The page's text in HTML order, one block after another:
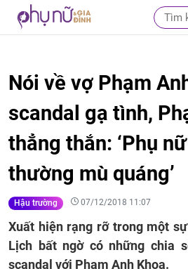
Nói về vợ Phạm
scandal gạ tình,
thẳng thắn: ‘Phụ
thường mù quáng’
Hậu trường 07/12/2018 11:07
Xuất hiện rạng rỡ trong một
Lịch bất ngờ có những chia
scandal với Phạm Anh Khoa.